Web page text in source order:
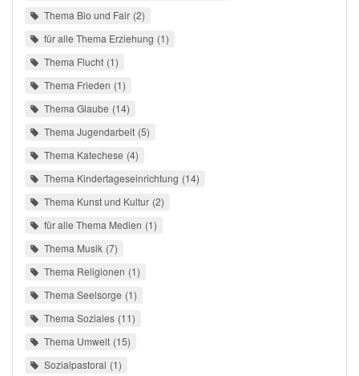
Thema Bio und Fair 2
für alle Thema Erziehung 1
Thema Flucht 1
Thema Frieden 1
Thema Glaube 14
Thema Jugendarbeit 5
Thema Katechese 4
Thema Kindertageseinrichtung 14
Thema Kunst und Kultur 2
für alle Thema Medien 1
Thema Musik 7
Thema Religionen 1
Thema Seelsorge 1
Thema Soziales 11
Thema Umwelt 15
Sozialpastoral 1